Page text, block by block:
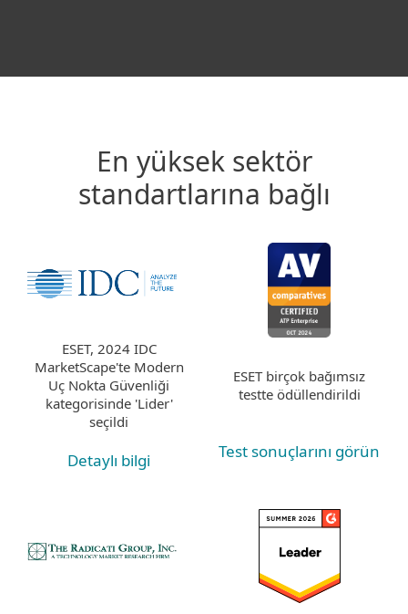
En yüksek sektör
standartlarına bağlı
ESET, 2024 IDC
MarketScape'te Modern
Uç Nokta Güvenliği
kategorisinde 'Lider'
seçildi
Detaylı bilgi
ESET birçok bağımsız
testte ödüllendirildi
Test sonuçlarını görün